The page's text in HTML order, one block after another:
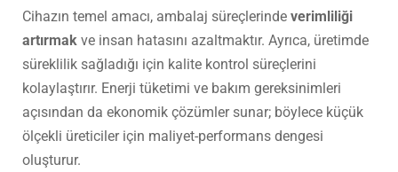
Cihazın temel amacı, ambalaj süreçlerinde verimliliği
artırmak ve insan hatasını azaltmaktır. Ayrıca, üretimde
süreklilik sağladığı için kalite kontrol süreçlerini
kolaylaştırır. Enerji tüketimi ve bakım gereksinimleri
açısından da ekonomik çözümler sunar; böylece küçük
ölçekli üreticiler için maliyet-performans dengesi
oluşturur.